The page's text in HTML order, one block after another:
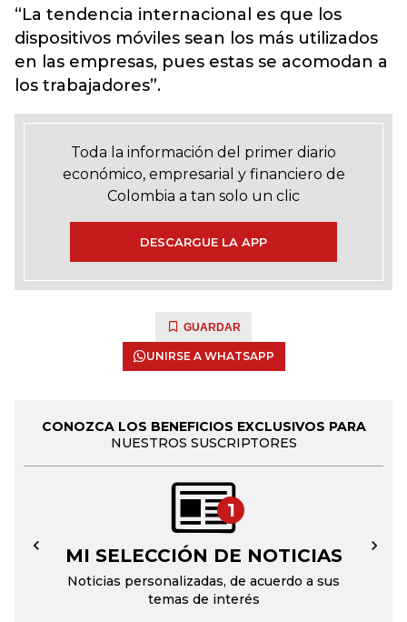
“La tendencia internacional es que los
dispositivos móviles sean los más utilizados
en las empresas, pues estas se acomodan a
los trabajadores”.
Toda la información del primer diario
económico, empresarial y financiero de
Colombia a tan solo un clic
DESCARGUE LA APP
GUARDAR
UNIRSE A WHATSAPP
CONOZCA LOS BENEFICIOS EXCLUSIVOS PARA
NUESTROS SUSCRIPTORES
1
MI SELECCIÓN DE NOTICIAS
Noticias personalizadas, de acuerdo a sus
temas de interés
← →